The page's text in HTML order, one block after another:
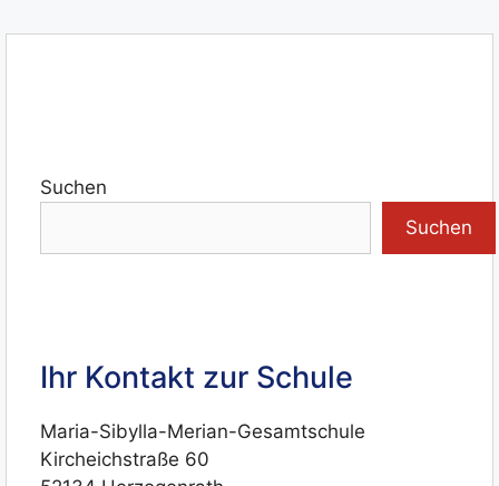
Suchen
Suchen
Ihr Kontakt zur Schule
Maria-Sibylla-Merian-Gesamtschule
Kircheichstraße 60